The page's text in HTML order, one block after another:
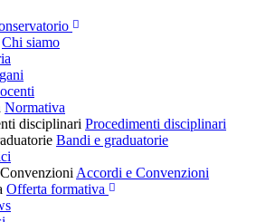
Chi siamo
Normativa
disciplinari Procedimenti disciplinari
Bandi e graduatorie
Accordi e Convenzioni
Offerta formativa